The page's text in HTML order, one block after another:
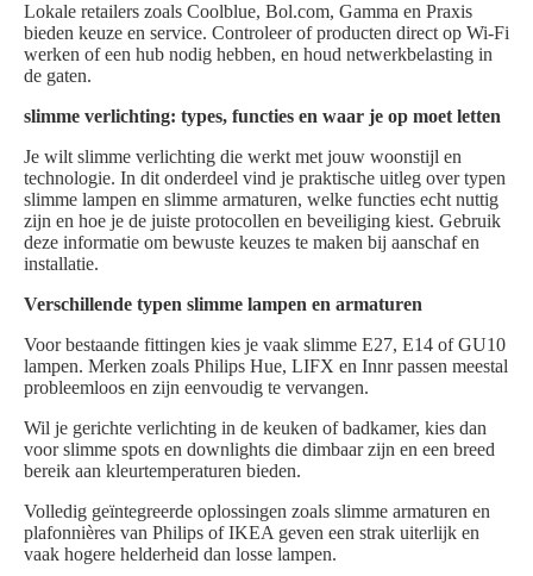
Lokale retailers zoals Coolblue, Bol.com, Gamma en Praxis
bieden keuze en service. Controleer of producten direct op Wi‑Fi
werken of een hub nodig hebben, en houd netwerkbelasting in
de gaten.
slimme verlichting: types, functies en waar je op moet letten
Je wilt slimme verlichting die werkt met jouw woonstijl en
technologie. In dit onderdeel vind je praktische uitleg over typen
slimme lampen en slimme armaturen, welke functies echt nuttig
zijn en hoe je de juiste protocollen en beveiliging kiest. Gebruik
deze informatie om bewuste keuzes te maken bij aanschaf en
installatie.
Verschillende typen slimme lampen en armaturen
Voor bestaande fittingen kies je vaak slimme E27, E14 of GU10
lampen. Merken zoals Philips Hue, LIFX en Innr passen meestal
probleemloos en zijn eenvoudig te vervangen.
Wil je gerichte verlichting in de keuken of badkamer, kies dan
voor slimme spots en downlights die dimbaar zijn en een breed
bereik aan kleurtemperaturen bieden.
Volledig geïntegreerde oplossingen zoals slimme armaturen en
plafonnières van Philips of IKEA geven een strak uiterlijk en
vaak hogere helderheid dan losse lampen.